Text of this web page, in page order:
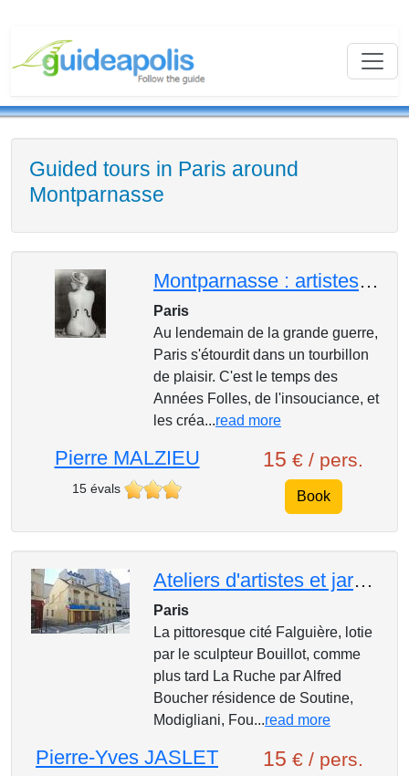
Guided tours in Paris around
Montparnasse
Montparnasse : artistes de génie et lieux de légende
Paris
Au lendemain de la grande guerre,
Paris s'étourdit dans un tourbillon
de plaisir. C'est le temps des
Années Folles, de l'insouciance, et
les créa...read more
Pierre MALZIEU
15 évals
15 € / pers.
Book
Ateliers d'artistes et jardins secrets de Montparnassede la Cité Falguière à l'église Saint Séraphi
Paris
La pittoresque cité Falguière, lotie
par le sculpteur Bouillot, comme
plus tard La Ruche par Alfred
Boucher résidence de Soutine,
Modigliani, Fou...read more
Pierre-Yves JASLET 15 € / pers.